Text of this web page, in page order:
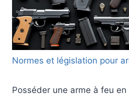
Normes et législation pour
Posséder une arme à feu